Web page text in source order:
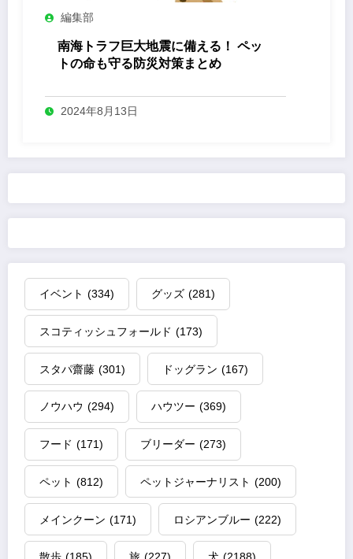
編集部
南海トラフ巨大地震に備える！ ペッ
トの命も守る防災対策まとめ
2024年8月13日
イベント (334) グッズ (281)
スコティッシュフォールド (173)
スタパ齋藤 (301) ドッグラン (167)
ノウハウ (294) ハウツー (369)
フード (171) ブリーダー (273)
ペット (812) ペットジャーナリスト (200)
メインクーン (171) ロシアンブルー (222)